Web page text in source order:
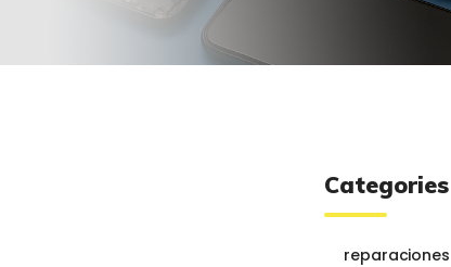
Categories
reparaciones